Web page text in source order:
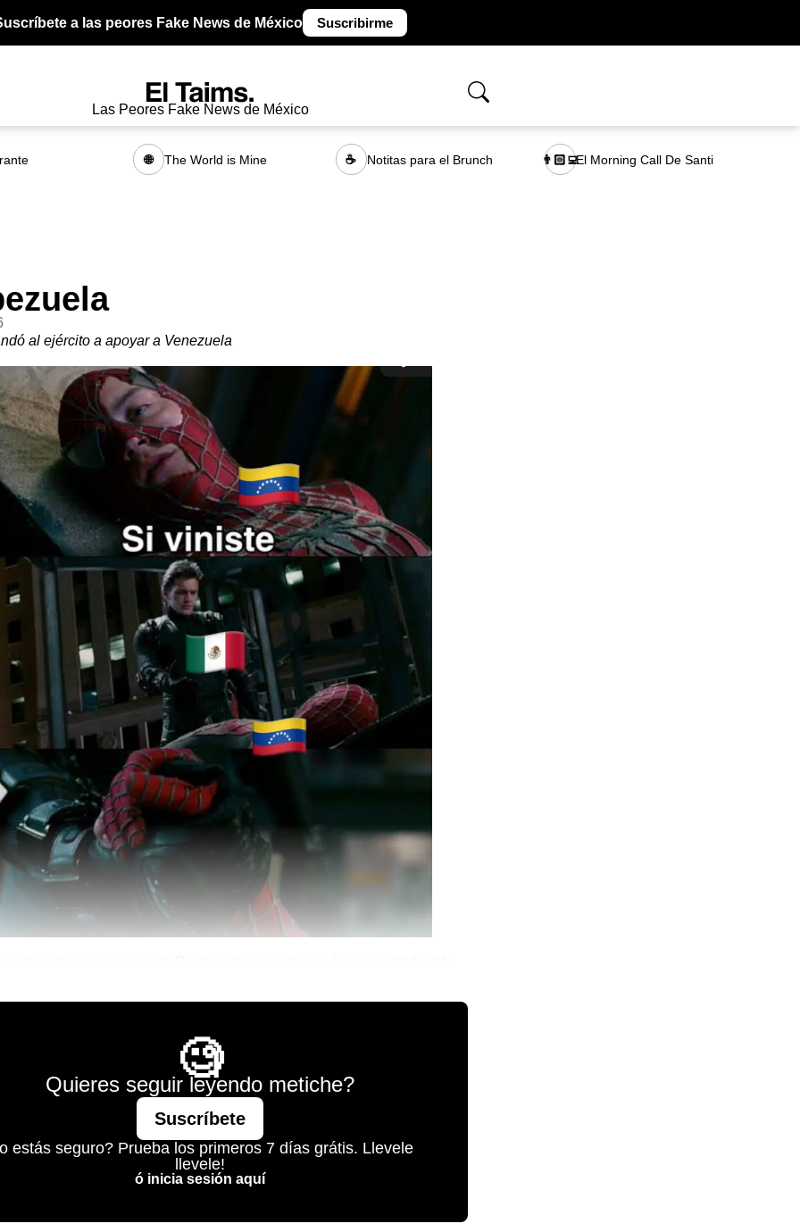
a las peores Fake News de México Suscribirme
Las Peores Fake News de México
🌐 The World is Mine ☕ Notitas para el Brunch 👨🏻‍💻El Morning Call De Santi
al ejército a apoyar a Venezuela
🧐
Quieres seguir leyendo metiche?
Suscríbete
estás seguro? Prueba los primeros 7 días grátis. Llevele
llevele!
ó inicia sesión aquí